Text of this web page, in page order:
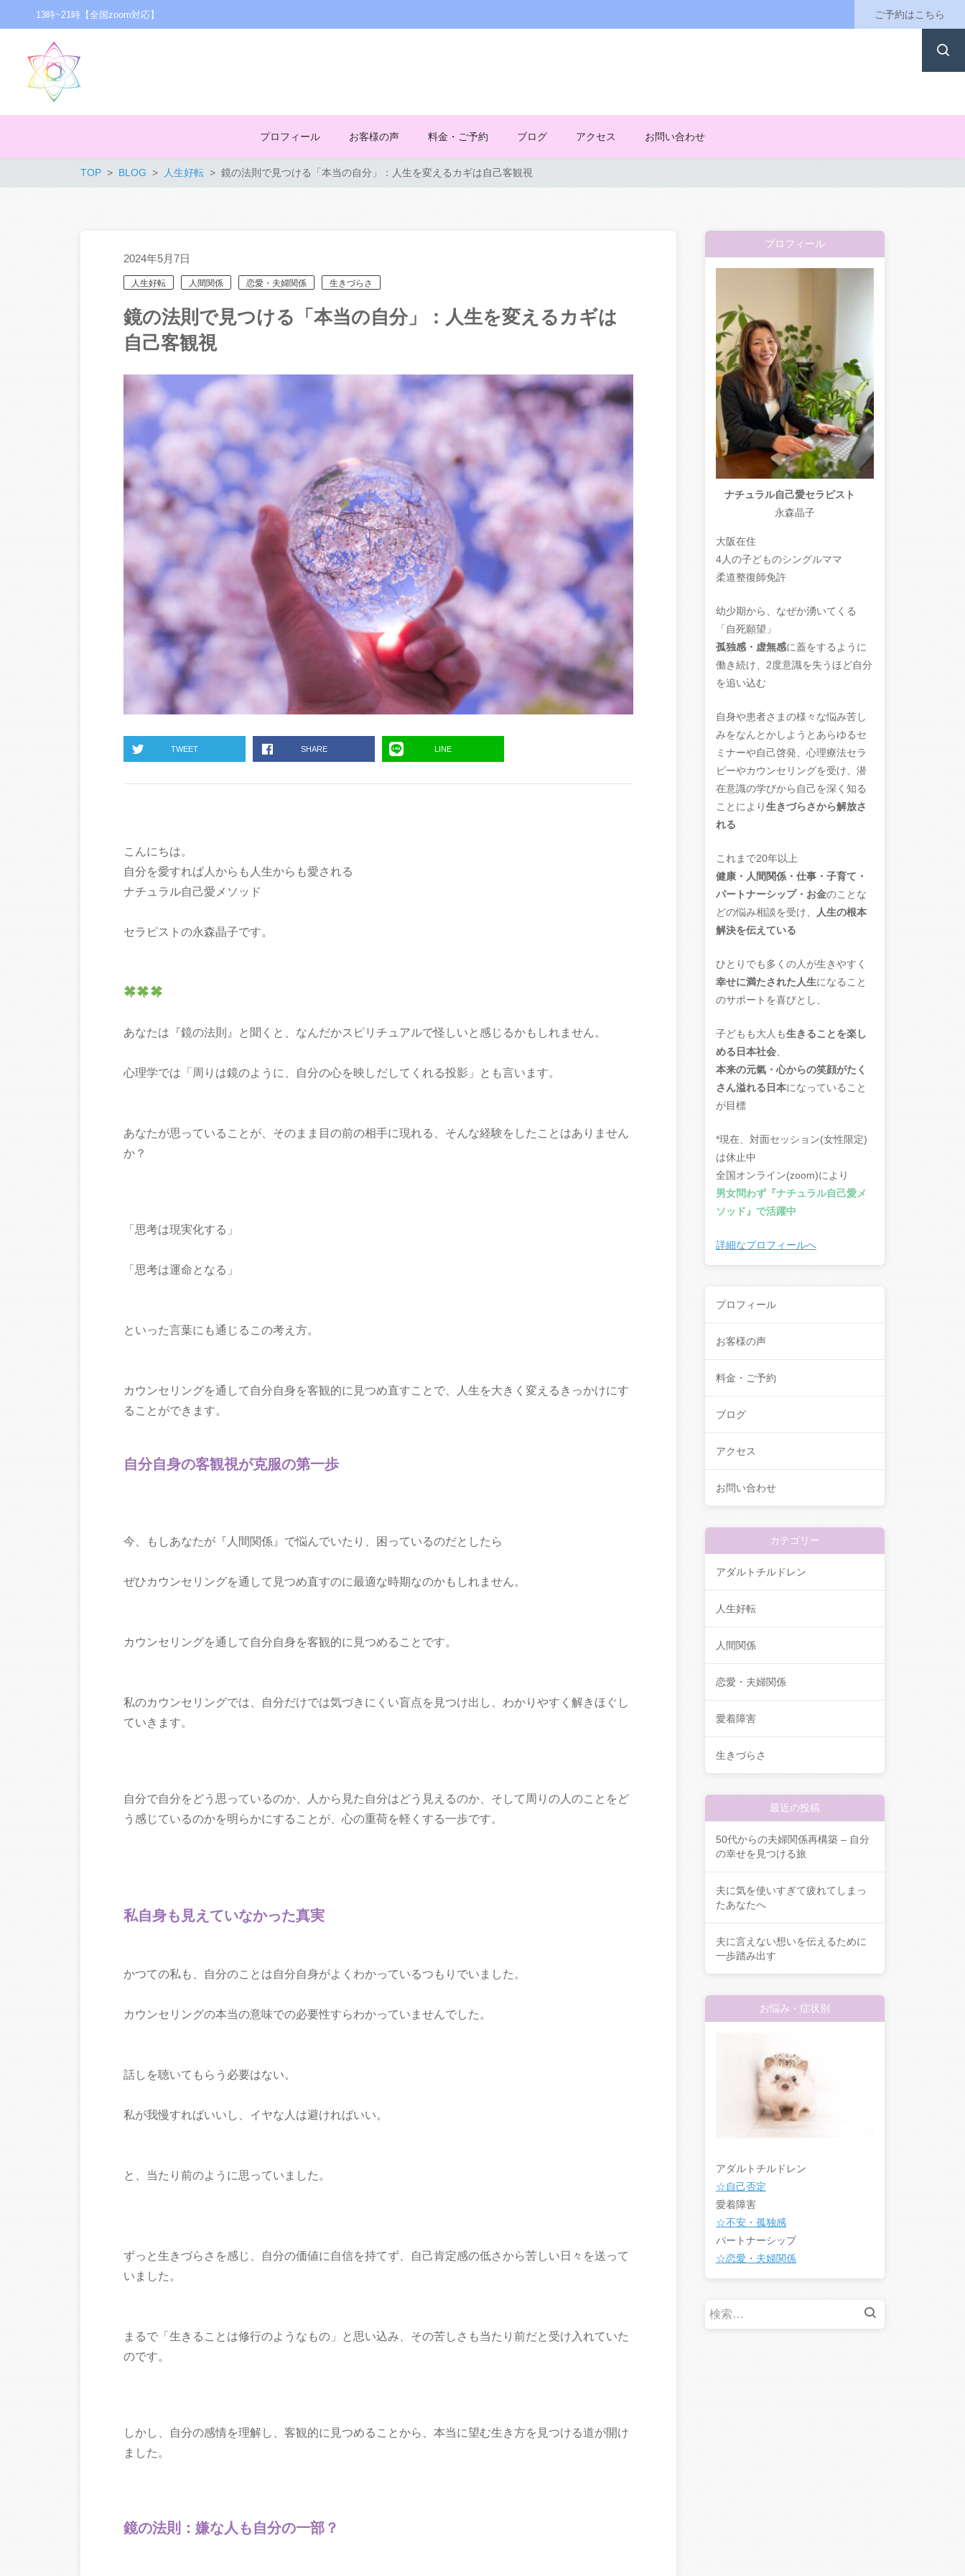
13時~21時【全国zoom対応】 ご予約はこちら
プロフィール お客様の声 料金・ご予約 ブログ アクセス お問い合わせ
TOP BLOG 人生好転 鏡の法則で見つける「本当の自分」：人生を変えるカギは自己客観視
2024年5月7日
人生好転 人間関係 恋愛・夫婦関係 生きづらさ
鏡の法則で見つける「本当の自分」：人生を変えるカギは
自己客観視
TWEET SHARE LINE
こんにちは。
自分を愛すれば人からも人生からも愛される
ナチュラル自己愛メソッド
セラピストの永森晶子です。
あなたは『鏡の法則』と聞くと、なんだかスピリチュアルで怪しいと感じるかもしれません。
心理学では「周りは鏡のように、自分の心を映しだしてくれる投影」とも言います。
あなたが思っていることが、そのまま目の前の相手に現れる、そんな経験をしたことはありません
か？
「思考は現実化する」
「思考は運命となる」
といった言葉にも通じるこの考え方。
カウンセリングを通して自分自身を客観的に見つめ直すことで、人生を大きく変えるきっかけにす
ることができます。
自分自身の客観視が克服の第一歩
今、もしあなたが『人間関係』で悩んでいたり、困っているのだとしたら
ぜひカウンセリングを通して見つめ直すのに最適な時期なのかもしれません。
カウンセリングを通して自分自身を客観的に見つめることです。
私のカウンセリングでは、自分だけでは気づきにくい盲点を見つけ出し、わかりやすく解きほぐし
ていきます。
自分で自分をどう思っているのか、人から見た自分はどう見えるのか、そして周りの人のことをど
う感じているのかを明らかにすることが、心の重荷を軽くする一歩です。
私自身も見えていなかった真実
かつての私も、自分のことは自分自身がよくわかっているつもりでいました。
カウンセリングの本当の意味での必要性すらわかっていませんでした。
話しを聴いてもらう必要はない。
私が我慢すればいいし、イヤな人は避ければいい。
と、当たり前のように思っていました。
ずっと生きづらさを感じ、自分の価値に自信を持てず、自己肯定感の低さから苦しい日々を送って
いました。
まるで「生きることは修行のようなもの」と思い込み、その苦しさも当たり前だと受け入れていた
のです。
しかし、自分の感情を理解し、客観的に見つめることから、本当に望む生き方を見つける道が開け
ました。
鏡の法則：嫌な人も自分の一部？
プロフィール
ナチュラル自己愛セラピスト
永森晶子
大阪在住
4人の子どものシングルママ
柔道整復師免許
幼少期から、なぜか湧いてくる
「自死願望」
孤独感・虚無感に蓋をするように
働き続け、2度意識を失うほど自分
を追い込む
自身や患者さまの様々な悩み苦し
みをなんとかしようとあらゆるセ
ミナーや自己啓発、心理療法セラ
ピーやカウンセリングを受け、潜
在意識の学びから自己を深く知る
ことにより生きづらさから解放さ
れる
これまで20年以上
健康・人間関係・仕事・子育て・
パートナーシップ・お金のことな
どの悩み相談を受け、
人生の根本
解決を伝えている
ひとりでも多くの人が生きやすく
幸せに満たされた人生になること
のサポートを喜びとし、
子どもも大人も生きることを楽し
める日本社会、
本来の元氣・心からの笑顔がたく
さん溢れる日本になっていること
が目標
*現在、対面セッション(女性限定)
は休止中
全国オンライン(zoom)により
男女問わず『ナチュラル自己愛メ
ソッド』で活躍中
詳細なプロフィールへ
プロフィール
お客様の声
料金・ご予約
ブログ
アクセス
お問い合わせ
カテゴリー
アダルトチルドレン
人生好転
人間関係
恋愛・夫婦関係
愛着障害
生きづらさ
最近の投稿
50代からの夫婦関係再構築 – 自分
の幸せを見つける旅
夫に気を使いすぎて疲れてしまっ
たあなたへ
夫に言えない想いを伝えるために
一歩踏み出す
お悩み・症状別
アダルトチルドレン
☆自己否定
愛着障害
☆不安・孤独感
パートナーシップ
☆恋愛・夫婦関係
検